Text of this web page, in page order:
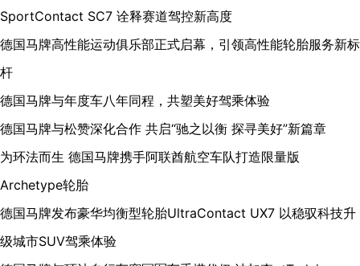
SportContact SC7 诠释赛道驾控新高度
德国马牌高性能运动俱乐部正式启幕，引领高性能轮胎服务新标
杆
德国马牌与年度车八年同程，共塑美好驾乘体验
德国马牌与松赞深化合作 共启“驰之以衡 探寻美好”新篇章
为环法而生 德国马牌携手阿联酋航空车队打造限量版
Archetype轮胎
德国马牌发布豪华均衡型轮胎UltraContact UX7 以稳驭科技升
级城市SUV驾乘体验